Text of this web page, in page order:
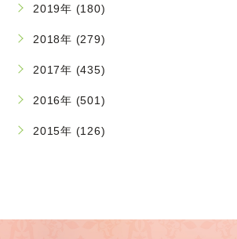
2019年 (180)
2018年 (279)
2017年 (435)
2016年 (501)
2015年 (126)